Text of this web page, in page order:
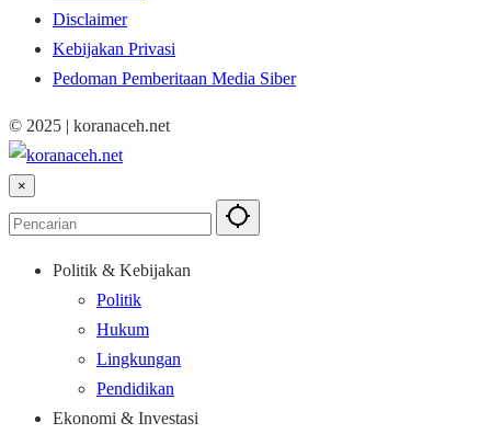
Disclaimer
Kebijakan Privasi
Pedoman Pemberitaan Media Siber
© 2025 | koranaceh.net
×
Politik & Kebijakan
Politik
Hukum
Lingkungan
Pendidikan
Ekonomi & Investasi